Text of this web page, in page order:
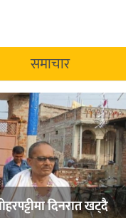
समाचार
दिनरात खट्दै